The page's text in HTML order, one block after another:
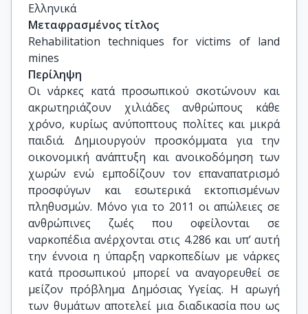
Ελληνικά
Μεταφρασμένος τίτλος
Rehabilitation techniques for victims of land
mines
Περίληψη
Οι νάρκες κατά προσωπικού σκοτώνουν και
ακρωτηριάζουν χιλιάδες ανθρώπους κάθε
χρόνο, κυρίως ανύποπτους πολίτες και μικρά
παιδιά. Δημιουργούν προσκόμματα για την
οικονομική ανάπτυξη και ανοικοδόμηση των
χωρών ενώ εμποδίζουν τον επαναπατρισμό
προσφύγων και εσωτερικά εκτοπισμένων
πληθυσμών. Μόνο για το 2011 οι απώλειες σε
ανθρώπινες ζωές που οφείλονται σε
ναρκοπέδια ανέρχονται στις 4.286 και υπ’ αυτή
την έννοια η ύπαρξη ναρκοπεδίων με νάρκες
κατά προσωπικού μπορεί να αναγορευθεί σε
μείζον πρόβλημα Δημόσιας Υγείας. Η αρωγή
των θυμάτων αποτελεί μια διαδικασία που ως